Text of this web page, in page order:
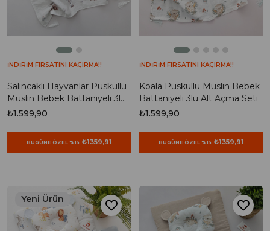
Salıncaklı Hayvanlar Püsküllü
Müslin Bebek Battaniyeli 3lü
Alt Açma Seti
₺1.599,90
BUGÜNE ÖZEL %15 ₺1359,91
İNDİRİM FIRSATINI KAÇIRMA!!
Koala Püsküllü Müslin Bebek
Battaniyeli 3lü Alt Açma Seti
₺1.599,90
BUGÜNE ÖZEL %15 ₺1359,91
İNDİRİM FIRSATINI KAÇIRMA!!
Yeni Ürün